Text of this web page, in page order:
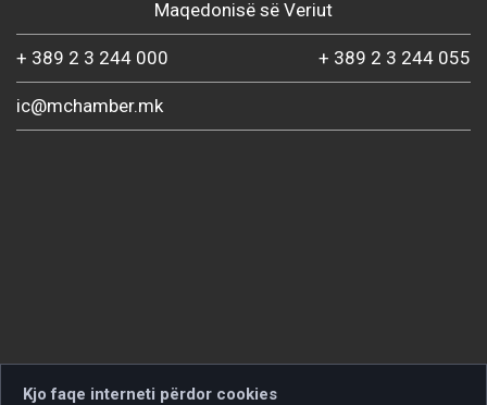
Maqedonisë së Veriut
+ 389 2 3 244 000 + 389 2 3 244 055
ic@mchamber.mk
Kjo faqe interneti përdor cookies